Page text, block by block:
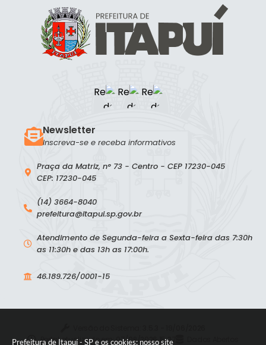
Prefeitura de Itapuí - SP e os cookies: nosso site
Praça da Matriz, n° 73 - Centro - CEP 17230-045
CEP: 17230-045
(14) 3664-8040
prefeitura@itapui.sp.gov.br
Atendimento de Segunda-feira a Sexta-feira das 7:30h
as 11:30h e das 13h as 17:00h.
46.189.726/0001-15
Newsletter
Inscreva-se e receba informativos
Portal atualizado em:07/08/2026 15:37